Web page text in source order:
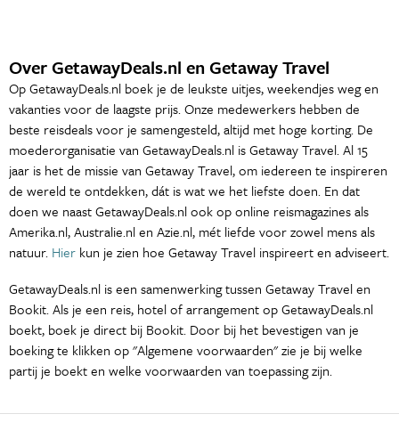
Over GetawayDeals.nl en Getaway Travel
Op GetawayDeals.nl boek je de leukste uitjes, weekendjes weg en
vakanties voor de laagste prijs. Onze medewerkers hebben de
beste reisdeals voor je samengesteld, altijd met hoge korting. De
moederorganisatie van GetawayDeals.nl is Getaway Travel. Al 15
jaar is het de missie van Getaway Travel, om iedereen te inspireren
de wereld te ontdekken, dát is wat we het liefste doen. En dat
doen we naast GetawayDeals.nl ook op online reismagazines als
Amerika.nl, Australie.nl en Azie.nl, mét liefde voor zowel mens als
natuur. Hier kun je zien hoe Getaway Travel inspireert en adviseert.
GetawayDeals.nl is een samenwerking tussen Getaway Travel en
Bookit. Als je een reis, hotel of arrangement op GetawayDeals.nl
boekt, boek je direct bij Bookit. Door bij het bevestigen van je
boeking te klikken op "Algemene voorwaarden" zie je bij welke
partij je boekt en welke voorwaarden van toepassing zijn.